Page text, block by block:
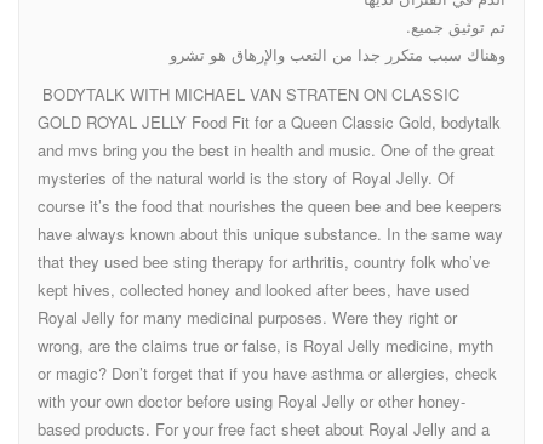
تم توثيق جميع.
وهناك سبب متكرر جدا من التعب والإرهاق هو تشرو
BODYTALK WITH MICHAEL VAN STRATEN ON CLASSIC
GOLD ROYAL JELLY Food Fit for a Queen Classic Gold, bodytalk
and mvs bring you the best in health and music. One of the great
mysteries of the natural world is the story of Royal Jelly. Of
course it’s the food that nourishes the queen bee and bee keepers
have always known about this unique substance. In the same way
that they used bee sting therapy for arthritis, country folk who’ve
kept hives, collected honey and looked after bees, have used
Royal Jelly for many medicinal purposes. Were they right or
wrong, are the claims true or false, is Royal Jelly medicine, myth
or magic? Don’t forget that if you have asthma or allergies, check
with your own doctor before using Royal Jelly or other honey-
based products. For your free fact sheet about Royal Jelly and a